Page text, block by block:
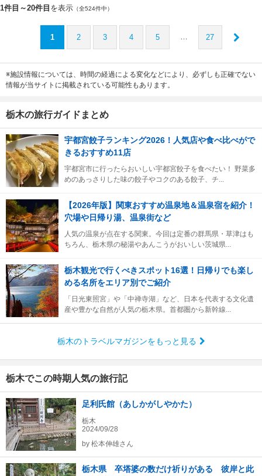
1件目～20件目 を表示 （全524件中）
1 2 3 4 5 … 27
※施設情報については、時間の経過による変化などにより、必ずしも正確でない
情報が当サイトに掲載されている可能性もあります。
栃木の旅行ガイドまとめ
宇都宮餃子ランキング2026！人気店や食べ比べがで
きるおすすめ11店
宇都宮市に行ったらおいしい宇都宮餃子を食べたい！ 野菜多
めのあっさりした味の餃子やコクのある餃子、チ...
【2026年版】関東おすすめ温泉地＆温泉宿を紹介！
穴場や日帰り湯、温泉街など
人気の温泉が点在する関東。今回は定番の群馬県・草津はも
ちろん、栃木県の秘湯やあんこうがおいしい茨城県...
栃木観光で行くべきスポット16選！日帰りでも楽し
める名所をエリア別でご紹介
「日光東照宮」や「中禅寺湖」など、日本を代表する文化遺
産や豊かな自然が人気の栃木県。首都圏から新幹線...
栃木のトラベルマガジンをもっと見る
栃木でこの時期人気の旅行記
足利氏館（あしかがしやかた）
栃木
2024/09/28
by 松本伸雄さん
栃木県 卒塔婆の数だけ祈りがある 彼岸と此